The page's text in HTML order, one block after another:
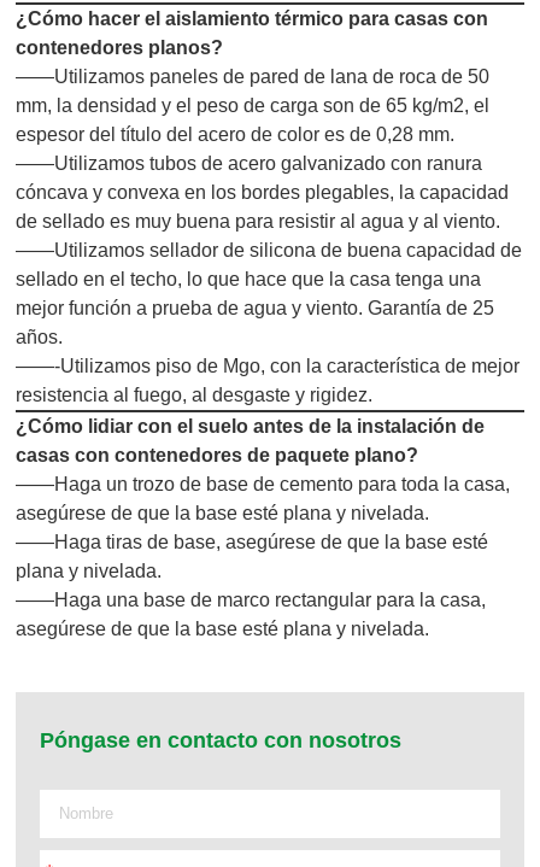
¿Cómo hacer el aislamiento térmico para casas con
contenedores planos?
——Utilizamos paneles de pared de lana de roca de 50
mm, la densidad y el peso de carga son de 65 kg/m2, el
espesor del título del acero de color es de 0,28 mm.
——Utilizamos tubos de acero galvanizado con ranura
cóncava y convexa en los bordes plegables, la capacidad
de sellado es muy buena para resistir al agua y al viento.
——Utilizamos sellador de silicona de buena capacidad de
sellado en el techo, lo que hace que la casa tenga una
mejor función a prueba de agua y viento. Garantía de 25
años.
——-Utilizamos piso de Mgo, con la característica de mejor
resistencia al fuego, al desgaste y rigidez.
¿Cómo lidiar con el suelo antes de la instalación de
casas con contenedores de paquete plano?
——Haga un trozo de base de cemento para toda la casa,
asegúrese de que la base esté plana y nivelada.
——Haga tiras de base, asegúrese de que la base esté
plana y nivelada.
——Haga una base de marco rectangular para la casa,
asegúrese de que la base esté plana y nivelada.
Póngase en contacto con nosotros